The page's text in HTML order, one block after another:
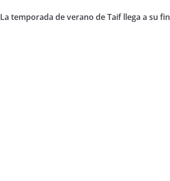
La temporada de verano de Taif llega a su fin